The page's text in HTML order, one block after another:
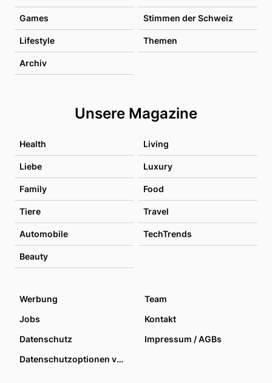
Games Stimmen der Schweiz
Lifestyle Themen
Archiv
Unsere Magazine
Health Living
Liebe Luxury
Family Food
Tiere Travel
Automobile TechTrends
Beauty
Werbung
Team
Jobs
Kontakt
Datenschutz
Impressum / AGBs
Datenschutzoptionen verwalten